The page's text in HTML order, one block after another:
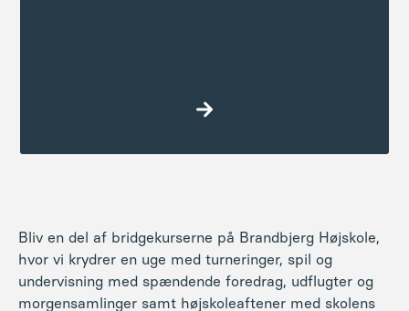
Læs mere
Bliv en del af bridgekurserne på Brandbjerg Højskole,
hvor vi krydrer en uge med turneringer, spil og
undervisning med spændende foredrag, udflugter og
morgensamlinger samt højskoleaftener med skolens